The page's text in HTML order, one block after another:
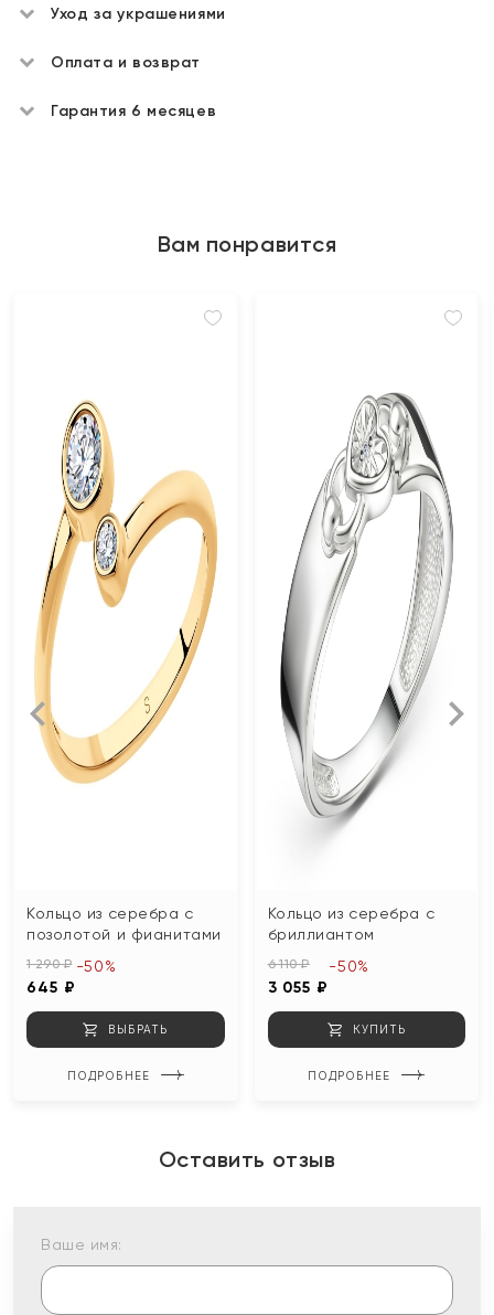
Уход за украшениями
Оплата и возврат
Гарантия 6 месяцев
Вам понравится
Кольцо из серебра с
позолотой и фианитами
1 290 ₽
645 ₽
-50%
ВЫБРАТЬ
ПОДРОБНЕЕ
Кольцо из серебра с
бриллиантом
6 110 ₽
3 055 ₽
-50%
КУПИТЬ
ПОДРОБНЕЕ
Оставить отзыв
Ваше имя: